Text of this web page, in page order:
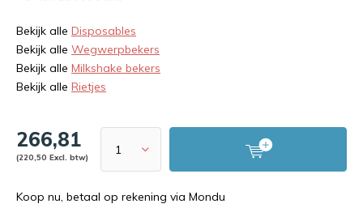
Bekijk alle Disposables
Bekijk alle Wegwerpbekers
Bekijk alle Milkshake bekers
Bekijk alle Rietjes
266,81
(220,50 Excl. btw)
Koop nu, betaal op rekening via Mondu